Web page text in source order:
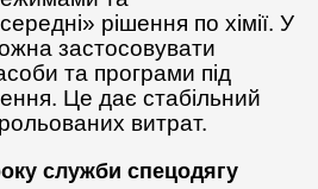
рішення по хімії. У
застосовувати
та програми під
Це дає стабільний
витрат.
служби спецодягу